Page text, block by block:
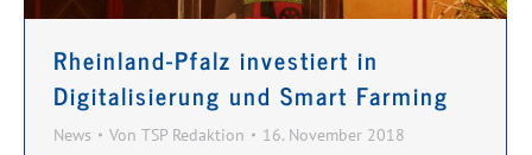
Rheinland-Pfalz investiert in
Digitalisierung und Smart Farming
News Von TSP Redaktion 16. November 2018